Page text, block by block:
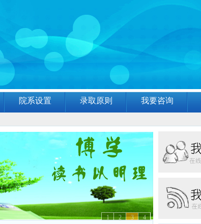
院系设置 录取原则 我要咨询
4
3
2
1